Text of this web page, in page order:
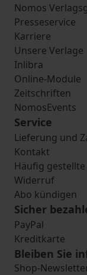
Nomos
Presseservice
Karriere
Unsere Verlage
Inlibra
Online-Module
Zeitschriften
NomosEvents
Service
Lieferung und
Kontakt
Häufig gestellte
Widerruf
Abo kündigen
Sicher
PayPal
Kreditkarte
Bleiben Sie
Shop-